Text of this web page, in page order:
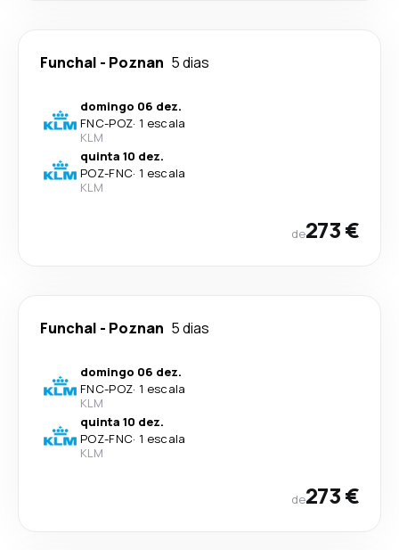
Funchal - Poznan 5 dias
domingo 06 dez.
FNC-POZ· 1 escala
KLM
quinta 10 dez.
POZ-FNC· 1 escala
KLM
de273 €
Funchal - Poznan 5 dias
domingo 06 dez.
FNC-POZ· 1 escala
KLM
quinta 10 dez.
POZ-FNC· 1 escala
KLM
de273 €